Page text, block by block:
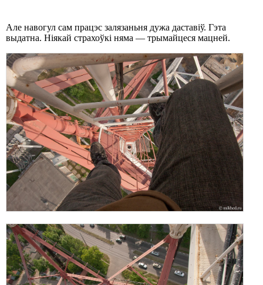
Але навогул сам працэс залязаньня дужа даставіў. Гэта
выдатна. Ніякай страхоўкі няма — трымайцеся мацней.